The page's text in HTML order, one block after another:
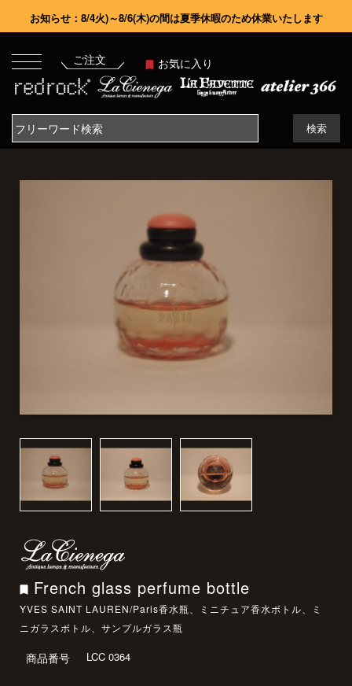
お知らせ：8/4火)～8/6(木)の間は夏季休暇のため休業いたします
ご注文 お気に入り
検索
French glass perfume bottle
YVES SAINT LAUREN/Paris香水瓶、ミニチュア香水ボトル、ミ
ニガラスボトル、サンプルガラス瓶
商品番号 LCC 0364